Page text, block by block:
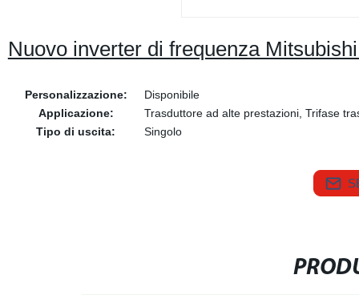
Nuovo inverter di frequenza
Personalizzazione:
Disponibile
Applicazione:
Trasduttore ad alte prestazioni, Trifase
Tipo di uscita:
Singolo